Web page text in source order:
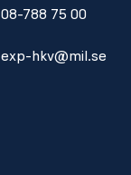
08-788 75 00
exp-hkv@mil.se